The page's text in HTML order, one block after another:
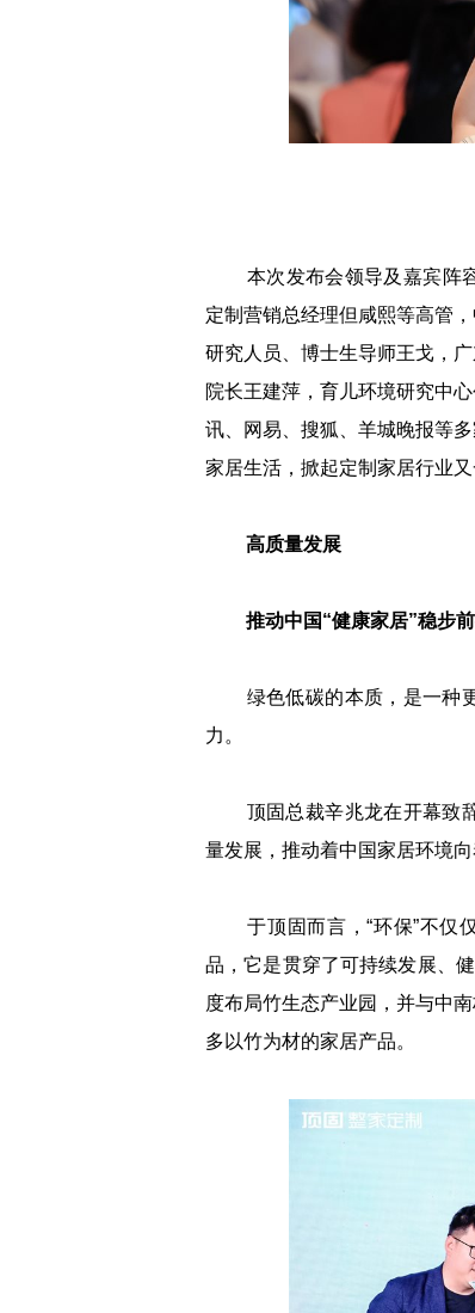
本次发布会领导及嘉宾阵
定制营销总经理但咸熙等高管
研究人员、博士生导师王戈，
院长王建萍，育儿环境研究中
讯、网易、搜狐、羊城晚报等
家居生活，掀起定制家居行业又
高质量发展
推动中国“健康家居”稳步
绿色低碳的本质，是一种更
力。
顶固总裁辛兆龙在开幕致辞
量发展，推动着中国家居环境
于顶固而言，“环保”不仅仅
品，它是贯穿了可持续发展、
度布局竹生态产业园，并与中
多以竹为材的家居产品。